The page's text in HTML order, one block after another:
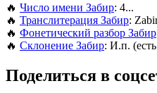
🔥 Число имени Забир: 4...
🔥 Транслитерация Забир:
🔥 Фонетический разбор Забир
🔥 Склонение Забир: И.п.
Поделиться в